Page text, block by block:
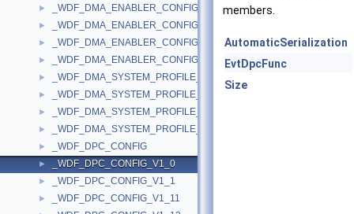
► _WDF_DMA_ENABLER_CONFIG_V1_15
► _WDF_DMA_ENABLER_CONFIG_V1_5
► _WDF_DMA_ENABLER_CONFIG_V1_7
► _WDF_DMA_ENABLER_CONFIG_V1_9
► _WDF_DMA_SYSTEM_PROFILE_CONFIG
► _WDF_DMA_SYSTEM_PROFILE_CONFIG_V1_11
► _WDF_DMA_SYSTEM_PROFILE_CONFIG_V1_13
► _WDF_DMA_SYSTEM_PROFILE_CONFIG_V1_15
► _WDF_DPC_CONFIG
► _WDF_DPC_CONFIG_V1_0
► _WDF_DPC_CONFIG_V1_1
► _WDF_DPC_CONFIG_V1_11
members.
AutomaticSerialization
EvtDpcFunc
Size